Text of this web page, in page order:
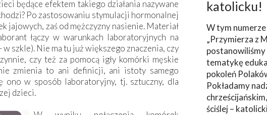
będące efektem takiego działania nazywane
Po zastosowaniu stymulacji hormonalnej
jajowych, zaś od mężczyzny nasienie. Materiał
łączy w warunkach laboratoryjnych na
w szkle). Nie ma tu już większego znaczenia, czy
czy też za pomocą igły komórki męskie
zmienia to ani definicji, ani istoty samego
ono w sposób laboratoryjny, tj. sztuczny, dla
dzieci.
katolicku!
W tym numerze
„Przymierza z
tematykę
pokoleń
Pokładamy
ściślej –